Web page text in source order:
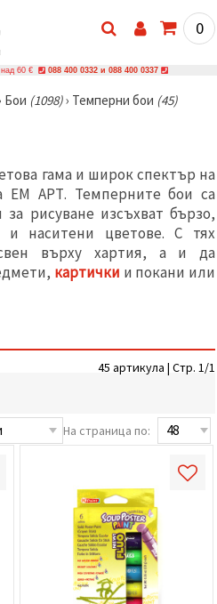
0
над 60 € 088 400 0332 и 088 400 0337
Бои (1098)› Темперни бои (45)
гама и широк спектър на
ЕМ АРТ. Темперните бои са
рисуване изсъхват бързо,
и наситени цветове. С тях
върху хартия, а и да
картички и покани или
45 артикула | Стр. 1/1
На страница по: